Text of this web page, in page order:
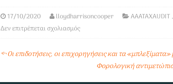
17/10/2020 lloydharrisoncooper AAATAXAUDIT,
Δεν επιτρέπεται σχολιασμός
←Οι επιδοτήσεις, οι επιχορηγήσεις και τα
Φορολογική